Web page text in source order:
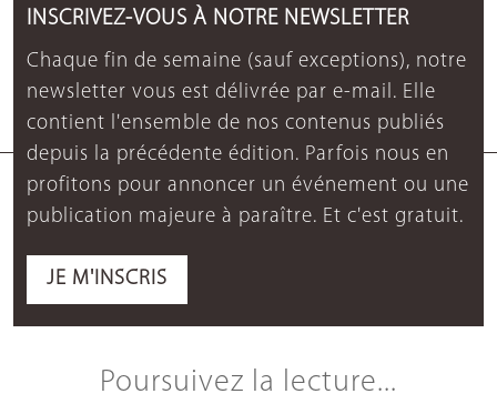
INSCRIVEZ-VOUS À NOTRE NEWSLETTER
Chaque fin de semaine (sauf exceptions), notre
newsletter vous est délivrée par e-mail. Elle
contient l'ensemble de nos contenus publiés
depuis la précédente édition. Parfois nous en
profitons pour annoncer un événement ou une
publication majeure à paraître. Et c'est gratuit.
JE M'INSCRIS
Poursuivez la lecture...